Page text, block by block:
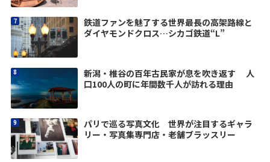
鉄道ファンを魅了する世界最長の高架路線と
ダイヤモンドクロス…シカゴ鉄道“L”
新潟・椎谷の百年古民家が息を吹き返す 人
口100人の町に年間数千人が訪れる理由
パリで巡る写真文化 世界が注目するギャラ
リー・写真集専門店・老舗ブラッスリー